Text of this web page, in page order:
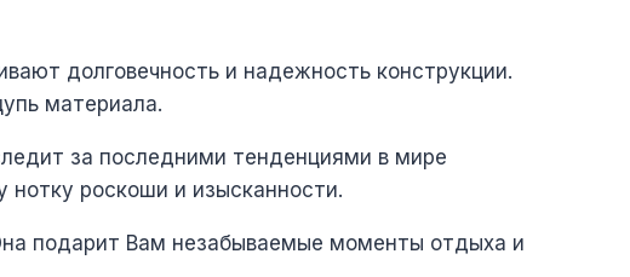
долговечность и надежность конструкции.
материала.
за последними тенденциями в мире
роскоши и изысканности.
подарит Вам незабываемые моменты отдыха и